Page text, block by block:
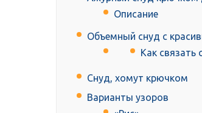
Описание
Объемный снуд с
Как
Снуд, хомут крючком
Варианты узоров